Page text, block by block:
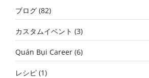
ブログ (82)
カスタムイベント (3)
Quán Bụi Career (6)
レシピ (1)